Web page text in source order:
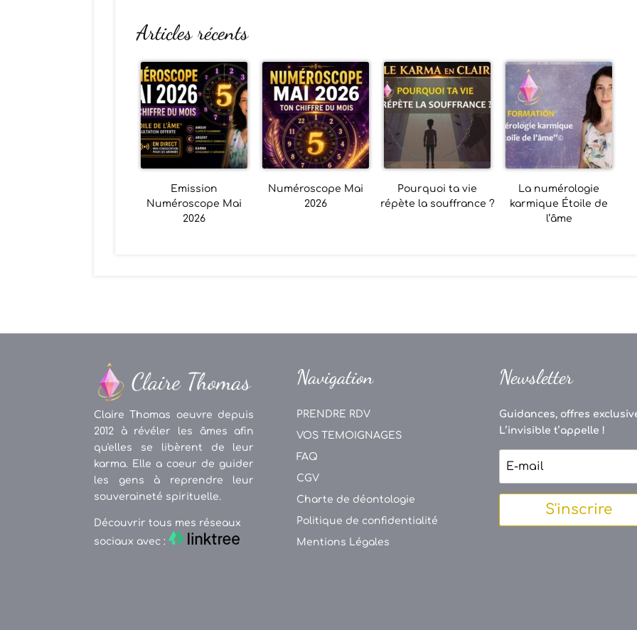
Articles récents
Emission
Numéroscope Mai
2026
Numéroscope Mai
2026
Pourquoi ta vie
répète la souffrance ?
La numérologie
karmique Étoile de
l’âme
Claire Thomas oeuvre depuis
2012 à révéler les âmes afin
qu'elles se libèrent de leur
karma. Elle a coeur de guider
les gens à reprendre leur
souveraineté spirituelle.
Découvrir tous mes réseaux
sociaux avec :
Navigation
PRENDRE RDV
VOS TEMOIGNAGES
FAQ
CGV
Charte de déontologie
Politique de confidentialité
Mentions Légales
Newsletter
Guidances, offres
L’invisible t’appelle !
S'inscrire